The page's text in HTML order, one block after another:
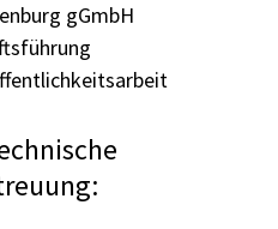
gGmbH